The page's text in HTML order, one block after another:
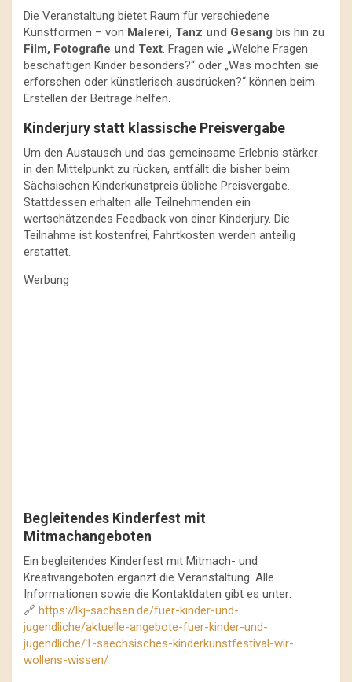
Die Veranstaltung bietet Raum für verschiedene
Kunstformen – von Malerei, Tanz und Gesang bis hin zu
Film, Fotografie und Text. Fragen wie „Welche Fragen
beschäftigen Kinder besonders?“ oder „Was möchten sie
erforschen oder künstlerisch ausdrücken?“ können beim
Erstellen der Beiträge helfen.
Kinderjury statt klassische Preisvergabe
Um den Austausch und das gemeinsame Erlebnis stärker
in den Mittelpunkt zu rücken, entfällt die bisher beim
Sächsischen Kinderkunstpreis übliche Preisvergabe.
Stattdessen erhalten alle Teilnehmenden ein
wertschätzendes Feedback von einer Kinderjury. Die
Teilnahme ist kostenfrei, Fahrtkosten werden anteilig
erstattet.
Werbung
Begleitendes Kinderfest mit
Mitmachangeboten
Ein begleitendes Kinderfest mit Mitmach- und
Kreativangeboten ergänzt die Veranstaltung. Alle
Informationen sowie die Kontaktdaten gibt es unter:
🔗 https://lkj-sachsen.de/fuer-kinder-und-
jugendliche/aktuelle-angebote-fuer-kinder-und-
jugendliche/1-saechsisches-kinderkunstfestival-wir-
wollens-wissen/